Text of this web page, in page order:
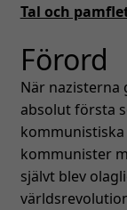
Tal och
Förord
När nazisterna
absolut första
kommunister
självt blev